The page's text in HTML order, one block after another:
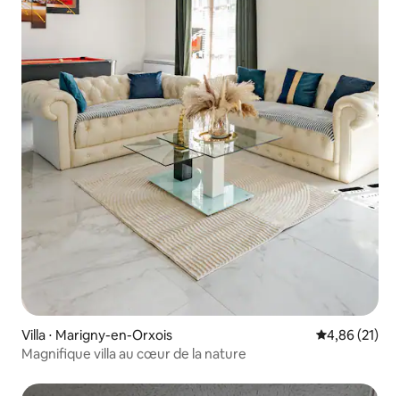
Villa ⋅ Marigny-en-Orxois Évaluation
4,86 (21)
Magnifique villa au cœur de la nature